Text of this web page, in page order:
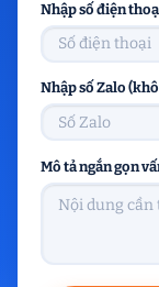
Nhập số điện
Nhập số Zalo
Mô tả ngắn gọn